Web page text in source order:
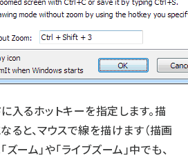
入るホットキーを指定します。描
ると、マウスで線を描けます（描画
ズーム」や「ライブズーム」中でも、